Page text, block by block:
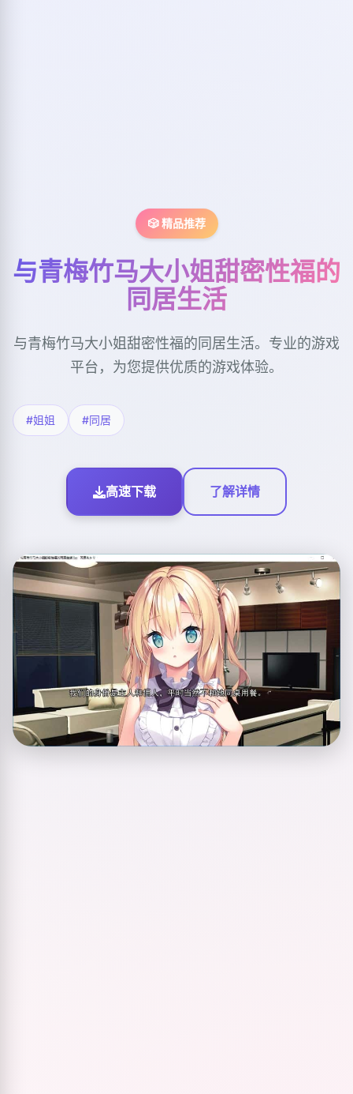
🎲 精品推荐
与青梅竹马大小姐甜密性福的
同居生活
与青梅竹马大小姐甜密性福的同居生活。专业的游戏
平台，为您提供优质的游戏体验。
#姐姐 #同居
高速下载 了解详情